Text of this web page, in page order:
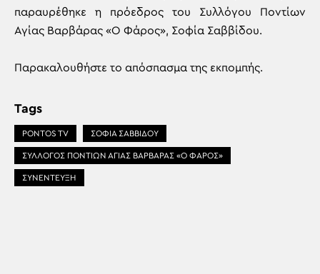
παραυρέθηκε η πρόεδρος του Συλλόγου Ποντίων
Αγίας Βαρβάρας «Ο Φάρος», Σοφία Σαββίδου.
Παρακαλουθήστε το απόσπασμα της εκπομπής.
Tags
PONTOS TV ΣΟΦΙΑ ΣΑΒΒΙΔΟΥ
ΣΥΛΛΟΓΟΣ ΠΟΝΤΙΩΝ ΑΓΙΑΣ ΒΑΡΒΑΡΑΣ «Ο ΦΑΡΟΣ»
ΣΥΝΕΝΤΕΥΞΗ